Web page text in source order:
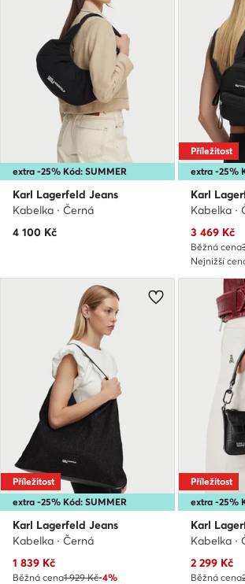
extra -25% Kód: SUMMER
Karl Lagerfeld Jeans
Kabelka · Černá
4 100 Kč
extra -25%
Příležitost
Karl
Kabelka ·
Aktuální
3 469 Kč
Běžná cena
Nejnižší
extra -25% Kód: SUMMER
Příležitost
Karl Lagerfeld Jeans
Kabelka · Černá
Aktuální cena
1 839 Kč
Běžná cena1 929 Kč-4%
extra -25%
Příležitost
Karl
Kabelka ·
Aktuální
2 299 Kč
Běžná cena